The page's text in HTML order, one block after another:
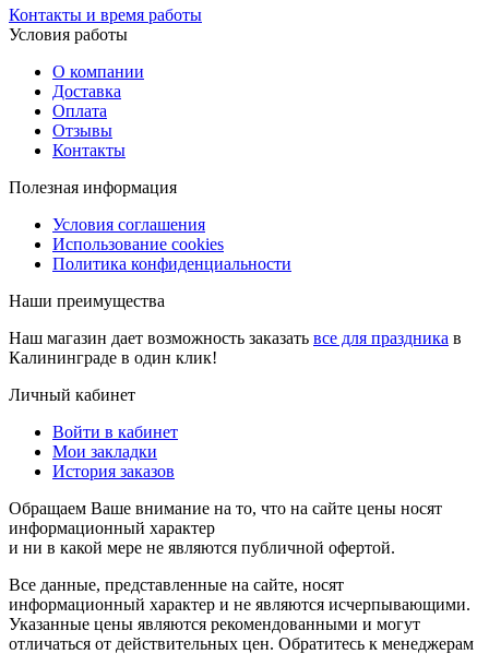
Контакты и время работы
Условия работы
О компании
Доставка
Оплата
Отзывы
Контакты
Полезная информация
Условия соглашения
Использование cookies
Политика конфиденциальности
Наши преимущества
Наш магазин дает возможность заказать все для праздника в
Калининграде в один клик!
Личный кабинет
Войти в кабинет
Мои закладки
История заказов
Обращаем Ваше внимание на то, что на сайте цены носят
информационный характер
и ни в какой мере не являются публичной офертой.
Все данные, представленные на сайте, носят
информационный характер и не являются исчерпывающими.
Указанные цены являются рекомендованными и могут
отличаться от действительных цен. Обратитесь к менеджерам